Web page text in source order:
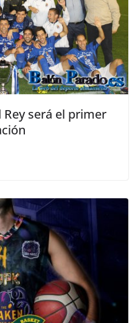
Rey será el primer